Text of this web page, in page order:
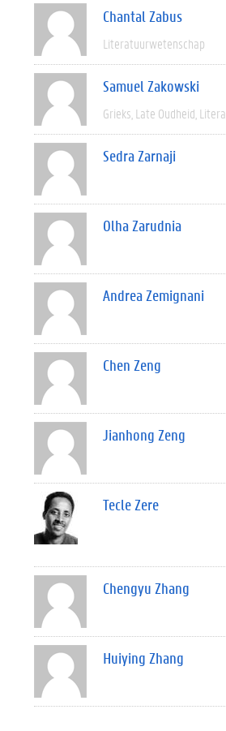
Chantal Zabus
Literatuurwetenschap
Samuel Zakowski
Grieks Late Oudheid
Sedra Zarnaji
Olha Zarudnia
Andrea Zemignani
Chen Zeng
Jianhong Zeng
Tecle Zere
Chengyu Zhang
Huiying Zhang